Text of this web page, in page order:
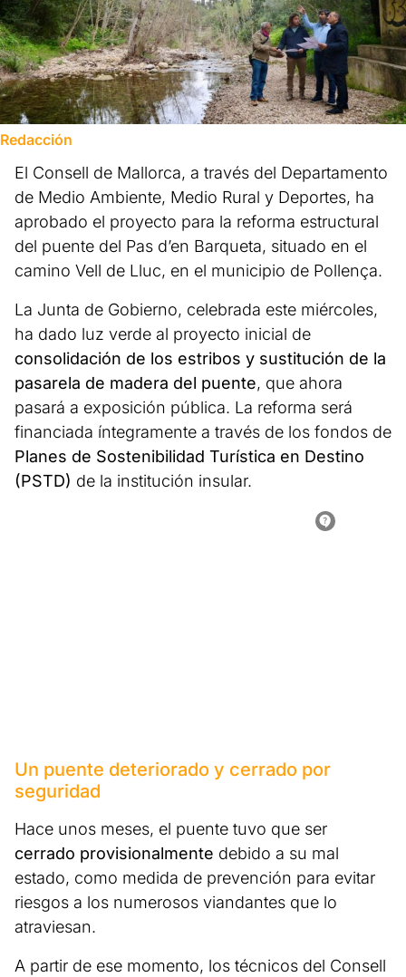
Redacción
El Consell de Mallorca, a través del Departamento
de Medio Ambiente, Medio Rural y Deportes, ha
aprobado el proyecto para la reforma estructural
del puente del Pas d’en Barqueta, situado en el
camino Vell de Lluc, en el municipio de Pollença.
La Junta de Gobierno, celebrada este miércoles,
ha dado luz verde al proyecto inicial de
consolidación de los estribos y sustitución de la
pasarela de madera del puente, que ahora
pasará a exposición pública. La reforma será
financiada íntegramente a través de los fondos de
Planes de Sostenibilidad Turística en Destino
(PSTD) de la institución insular.
Un puente deteriorado y cerrado por
seguridad
Hace unos meses, el puente tuvo que ser
cerrado provisionalmente debido a su mal
estado, como medida de prevención para evitar
riesgos a los numerosos viandantes que lo
atraviesan.
A partir de ese momento, los técnicos del Consell